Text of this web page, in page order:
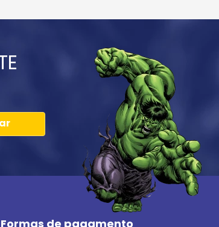
Formas de pagamento